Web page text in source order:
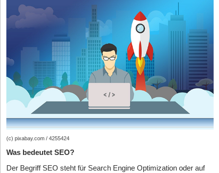
(c) pixabay.com / 4255424
Was bedeutet SEO?
Der Begriff SEO steht für Search Engine Optimization oder auf